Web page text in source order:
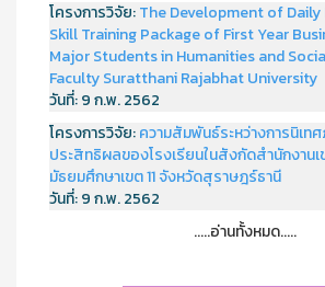
โครงการวิจัย:The Development of
Skill Training Package of First Year
Major Students in Humanities and
Faculty Suratthani Rajabhat University
วันที่:9 ก.พ. 2562
โครงการวิจัย:ความสัมพันธ์ระหว่างการนิเท
ประสิทธิผลของโรงเรียนในสังกัดสำนักงาน
มัธยมศึกษาเขต 11 จังหวัดสุราษฎร์ธานี
วันที่:9 ก.พ. 2562
.....อ่านทั้งหมด.....